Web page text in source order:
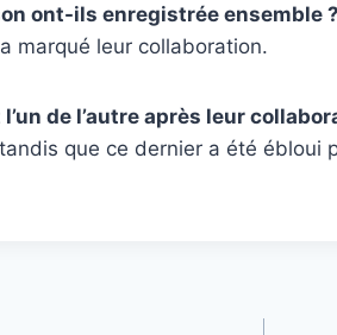
ont-ils enregistrée ensemble
marqué leur collaboration.
de l’autre après leur
que ce dernier a été ébloui